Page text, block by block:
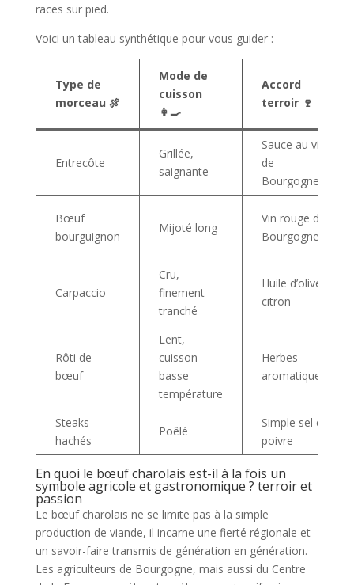
races sur pied.
Voici un tableau synthétique pour vous guider :
Type de
morceau 🍖
Mode de
cuisson
👩‍🍳
Accord
terroir 🍷
Entrecôte
Grillée,
saignante
Sauce au vin
de
Bourgogne
Bœuf
bourguignon
Mijoté long
Vin rouge de
Bourgogne
Carpaccio
Cru,
finement
tranché
Huile d’olive,
citron
Rôti de
bœuf
Lent,
cuisson
basse
température
Herbes
aromatiques
Steaks
hachés
Poêlé
Simple sel et
poivre
En quoi le bœuf charolais est-il à la fois un
symbole agricole et gastronomique ? terroir et
passion
Le bœuf charolais ne se limite pas à la simple
production de viande, il incarne une fierté régionale et
un savoir-faire transmis de génération en génération.
Les agriculteurs de Bourgogne, mais aussi du Centre